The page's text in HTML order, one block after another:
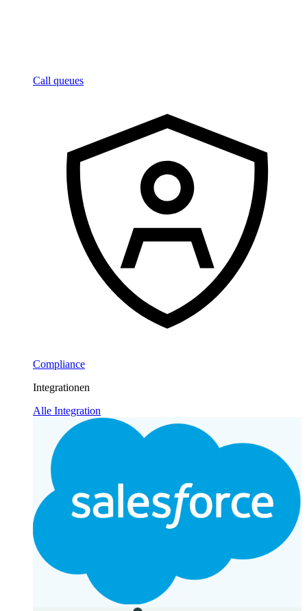
Call queues
Compliance
Integrationen
Alle Integration